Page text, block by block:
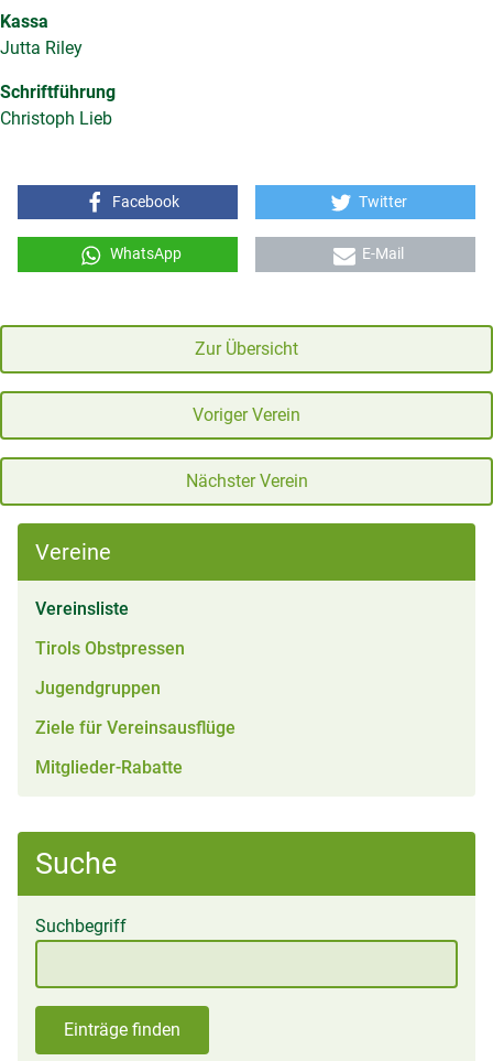
Vereine
Vereinsliste
Tirols Obstpressen
Jugendgruppen
Ziele für Vereinsausflüge
Mitglieder-Rabatte
Suche
Suchbegriff
Einträge finden
Kassa
Jutta Riley
Schriftführung
Christoph Lieb
Facebook Twitter
WhatsApp E-Mail
Zur Übersicht
Voriger Verein
Nächster Verein